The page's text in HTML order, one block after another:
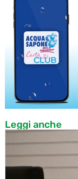
Leggi anche